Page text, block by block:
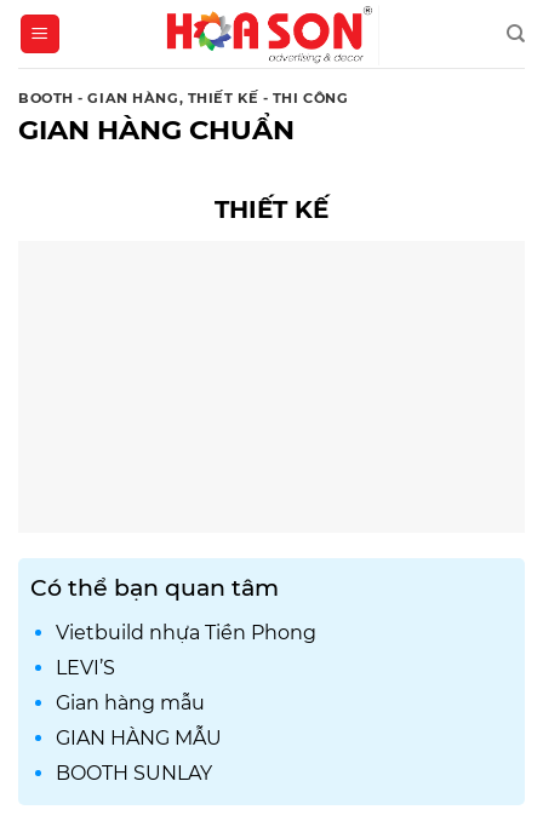
Skip
content
BOOTH - GIAN HÀNG, THIẾT KẾ - THI CÔNG
GIAN HÀNG CHUẨN
THIẾT KẾ
Có thể bạn quan tâm
Vietbuild nhựa Tiền Phong
LEVI’S
Gian hàng mẫu
GIAN HÀNG MẪU
BOOTH SUNLAY